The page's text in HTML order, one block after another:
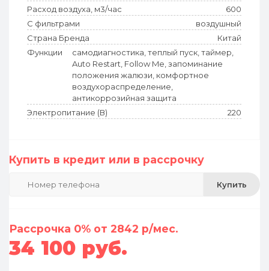
Расход воздуха, м3/час
600
С фильтрами
воздушный
Страна Бренда
Китай
Функции
самодиагностика, теплый пуск, таймер,
Auto Restart, Follow Me, запоминание
положения жалюзи, комфортное
воздухораспределение,
антикоррозийная защита
Электропитание (В)
220
Купить в кредит или в рассрочку
Купить
Рассрочка 0% от 2842 р/мес.
34 100 руб.